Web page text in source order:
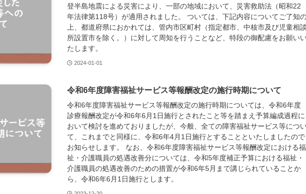
登半島地震による災害により、一部の地域において、災害救助法（昭和22
年法律第118号）が適用されました。 ついては、下記内容についてご了知
上、都道府県におかれては、管内市区町村（指定都市、中核市及び児童相談
所設置市を除く。）に対して周知を行うことなど、特段の御配慮をお願い
たします。
2024-01-01
令和6年度障害福祉サービス等報酬改定の施行時期について
令和6年度障害福祉サービス等報酬改定の施行時期については、令和6年度
診療報酬改定が令和6年6月1日施行とされたこと等を踏まえ予算編成過程に
おいて検討を進めておりましたが、今般、全ての障害福祉サービス等につ
て、これまでと同様に、令和6年4月1日施行とすることといたしましたので
お知らせします。 なお、令和6年度障害福祉サービス等報酬改定における福
祉・介護職員の処遇改善分については、令和5年度補正予算における福祉・
介護職員の処遇改善のための措置が令和6年5月まで講じられていることか
ら、令和6年6月1日施行とします。